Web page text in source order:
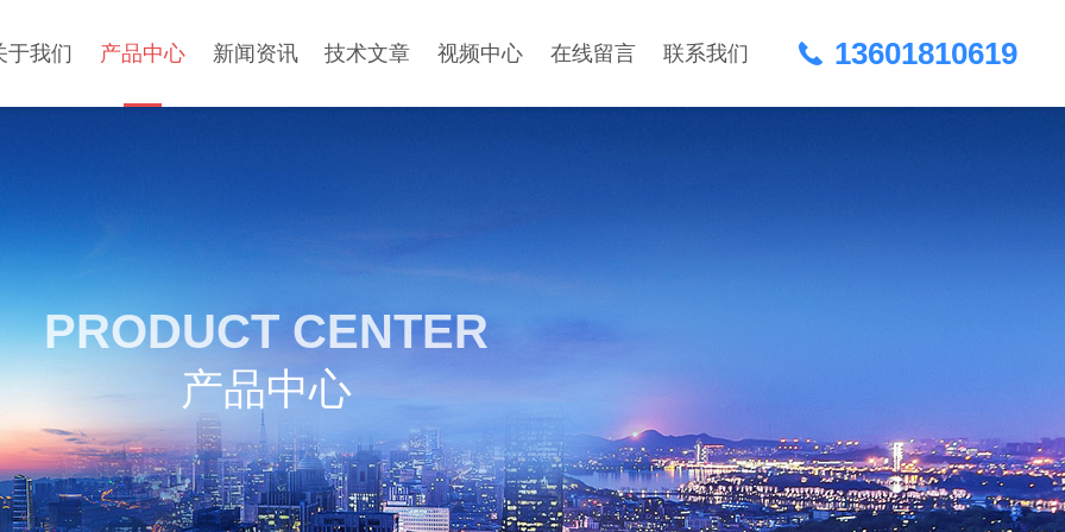
于我们 产品中心 新闻资讯 技术文章 视频中心 在线留言 联系我们 13601810619
PRODUCT CENTER
产品中心